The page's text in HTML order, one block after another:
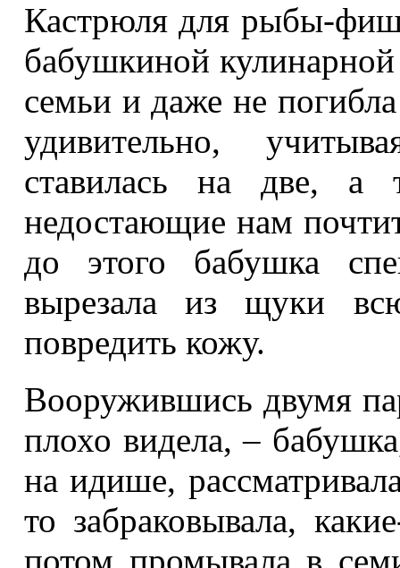
Кастрюля для рыбы-
бабушкиной
семьи и даже не
удивительно,
ставилась на две,
недостающие нам
до этого бабушка
вырезала из щуки
повредить кожу.
Вооружившись двумя
плохо видела, –
на идише,
то забраковывала,